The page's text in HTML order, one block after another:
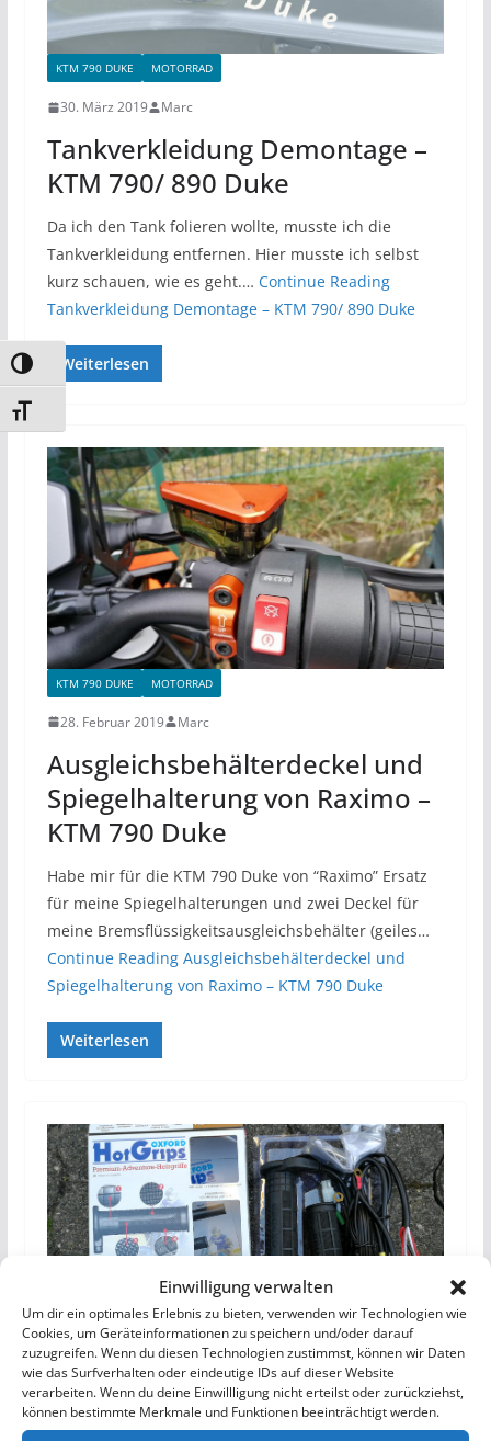
Einwilligung verwalten
Um dir ein optimales Erlebnis zu bieten, verwenden wir Technologien wie
Cookies, um Geräteinformationen zu speichern und/oder darauf
zuzugreifen. Wenn du diesen Technologien zustimmst, können wir Daten
wie das Surfverhalten oder eindeutige IDs auf dieser Website
verarbeiten. Wenn du deine Einwillligung nicht erteilst oder zurückziehst,
können bestimmte Merkmale und Funktionen beeinträchtigt werden.
Umschalten auf hohe Kontraste
Schrift vergrößern
KTM 790 DUKE MOTORRAD
30. März 2019 Marc
Tankverkleidung Demontage –
KTM 790/ 890 Duke
Da ich den Tank folieren wollte, musste ich die
Tankverkleidung entfernen. Hier musste ich selbst
kurz schauen, wie es geht.… Continue Reading
Tankverkleidung Demontage – KTM 790/ 890 Duke
Weiterlesen
KTM 790 DUKE MOTORRAD
28. Februar 2019 Marc
Ausgleichsbehälterdeckel und
Spiegelhalterung von Raximo –
KTM 790 Duke
Habe mir für die KTM 790 Duke von “Raximo” Ersatz
für meine Spiegelhalterungen und zwei Deckel für
meine Bremsflüssigkeitsausgleichsbehälter (geiles…
Continue ReadingAusgleichsbehälterdeckel und
Spiegelhalterung von Raximo – KTM 790 Duke
Weiterlesen
KTM 790 DUKE MOTORRAD
5. Oktober 2018 Marc